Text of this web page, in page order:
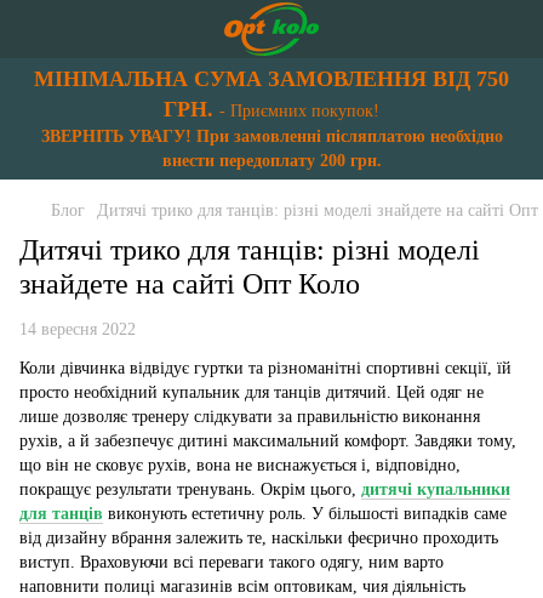
МІНІМАЛЬНА СУМА ЗАМОВЛЕННЯ ВІД 750
ГРН. - Приємних покупок!
ЗВЕРНІТЬ УВАГУ! При замовленні післяплатою необхідно
внести передоплату 200 грн.
Блог Дитячі трико для танців: різні моделі знайдете на сайті
Дитячі трико для танців: різні моделі
знайдете на сайті Опт Коло
14 вересня 2022
Коли дівчинка відвідує гуртки та різноманітні спортивні секції, їй
просто необхідний купальник для танців дитячий. Цей одяг не
лише дозволяє тренеру слідкувати за правильністю виконання
рухів, а й забезпечує дитині максимальний комфорт. Завдяки тому,
що він не сковує рухів, вона не виснажується і, відповідно,
покращує результати тренувань. Окрім цього, дитячі купальники
для танців виконують естетичну роль. У більшості випадків саме
від дизайну вбрання залежить те, наскільки феєрично проходить
виступ. Враховуючи всі переваги такого одягу, ним варто
наповнити полиці магазинів всім оптовикам, чия діяльність